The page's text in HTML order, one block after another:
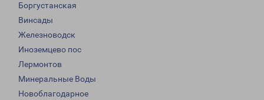
Боргустанская
Винсады
Железноводск
Иноземцево пос
Лермонтов
Минеральные Воды
Новоблагодарное